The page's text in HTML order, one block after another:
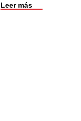
Leer más